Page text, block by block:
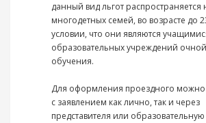
данный вид льгот распространяется
многодетных семей, во возрасте до
условии, что они являются
образовательных учреждений
обучения.
Для оформления проездного можно
с заявлением как лично, так и через
представителя или образовательную